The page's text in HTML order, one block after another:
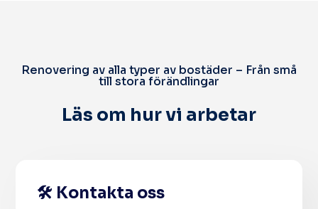
Renovering av alla typer av bostäder – Från små
till stora förändlingar
Läs om hur vi arbetar
🛠️ Kontakta oss